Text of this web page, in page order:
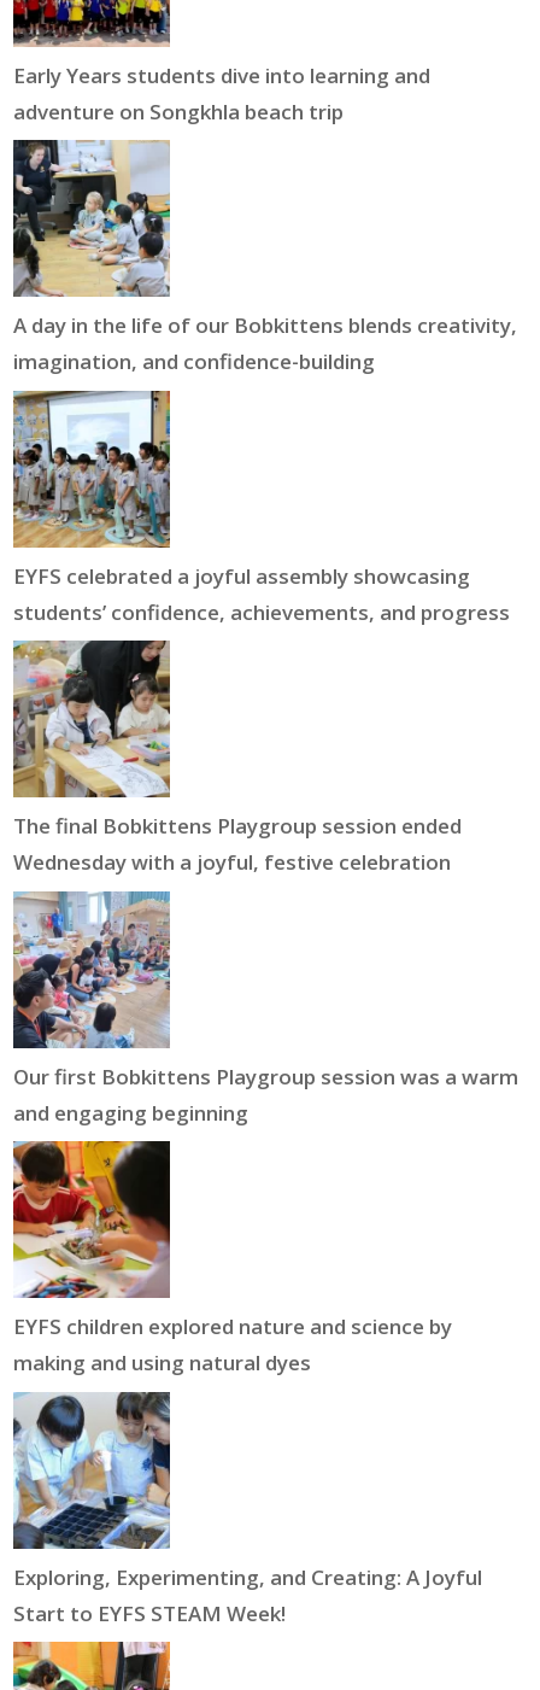
Early Years students dive into learning and
adventure on Songkhla beach trip
A day in the life of our Bobkittens blends creativity,
imagination, and confidence-building
EYFS celebrated a joyful assembly showcasing
students’ confidence, achievements, and progress
The final Bobkittens Playgroup session ended
Wednesday with a joyful, festive celebration
Our first Bobkittens Playgroup session was a warm
and engaging beginning
EYFS children explored nature and science by
making and using natural dyes
Exploring, Experimenting, and Creating: A Joyful
Start to EYFS STEAM Week!